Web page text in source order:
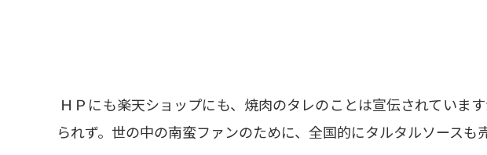
ＨＰにも楽天ショップにも、焼肉のタレのことは宣伝されていま
られず。世の中の南蛮ファンのために、全国的にタルタルソースも